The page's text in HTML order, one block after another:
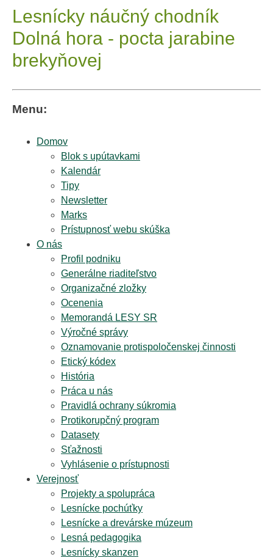
Lesnícky náučný chodník
Dolná hora - pocta jarabine
brekyňovej
Menu:
Domov
Blok s upútavkami
Kalendár
Tipy
Newsletter
Marks
Prístupnosť webu skúška
O nás
Profil podniku
Generálne riaditeľstvo
Organizačné zložky
Ocenenia
Memorandá LESY SR
Výročné správy
Oznamovanie protispoločenskej činnosti
Etický kódex
História
Práca u nás
Pravidlá ochrany súkromia
Protikorupčný program
Datasety
Sťažnosti
Vyhlásenie o prístupnosti
Verejnosť
Projekty a spolupráca
Lesnícke pochúťky
Lesnícke a drevárske múzeum
Lesná pedagogika
Lesnícky skanzen